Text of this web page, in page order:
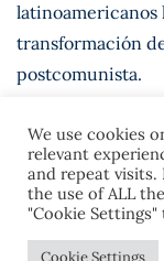
latinoamericanos
transformación
postcomunista.
We use cookies
relevant
and repeat visits.
the use of ALL
"Cookie
Cookie Settings